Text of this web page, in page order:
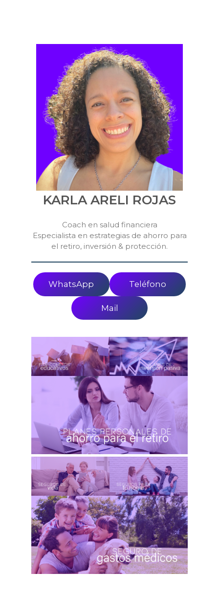
KARLA ARELI ROJAS
Coach en salud financiera
Especialista en estrategias de ahorro para
el retiro, inversión & protección.
WhatsApp Teléfono
Mail